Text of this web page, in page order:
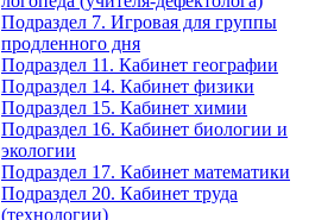
Подраздел 7. Игровая для группы
продленного дня
Подраздел 11. Кабинет географии
Подраздел 14. Кабинет физики
Подраздел 15. Кабинет химии
Подраздел 16. Кабинет биологии и
экологии
Подраздел 17. Кабинет математики
Подраздел 20. Кабинет труда
(технологии)